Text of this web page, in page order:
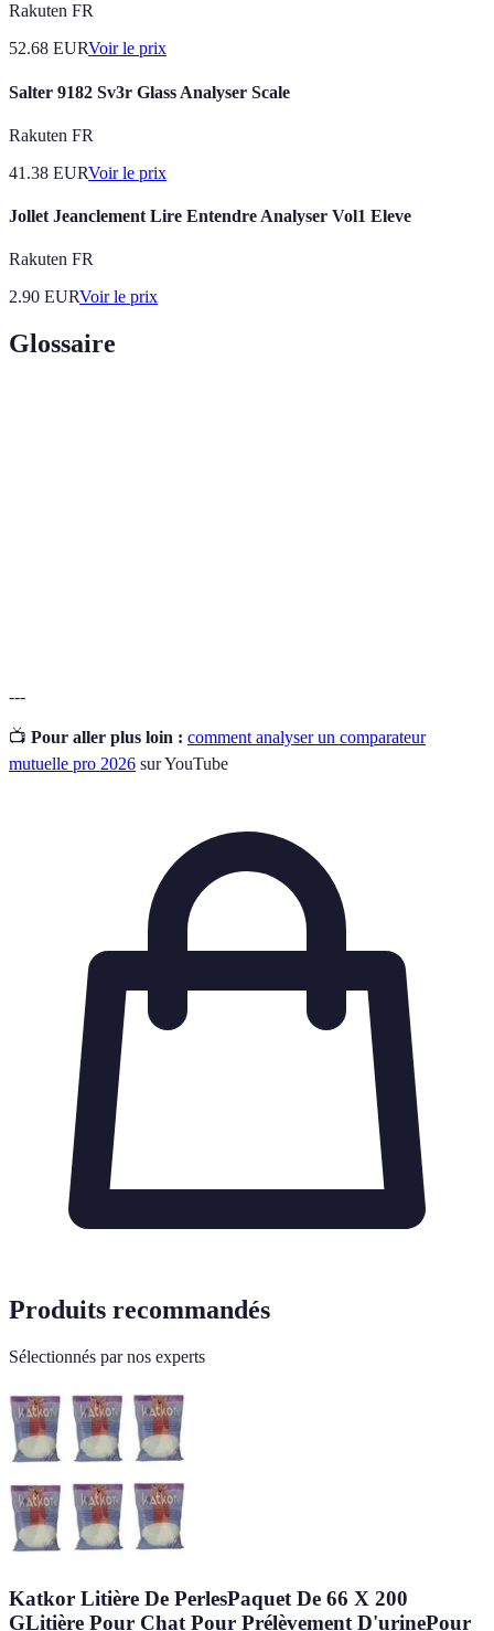
Rakuten FR
52.68 EURVoir le prix
Salter 9182 Sv3r Glass Analyser Scale
Rakuten FR
41.38 EURVoir le prix
Jollet Jeanclement Lire Entendre Analyser Vol1 Eleve
Rakuten FR
2.90 EURVoir le prix
Glossaire
---
📺 Pour aller plus loin : comment analyser un comparateur
mutuelle pro 2026 sur YouTube
Produits recommandés
Sélectionnés par nos experts
Katkor Litière De PerlesPaquet De 66 X 200
GLitière Pour Chat Pour Prélèvement D'urinePour